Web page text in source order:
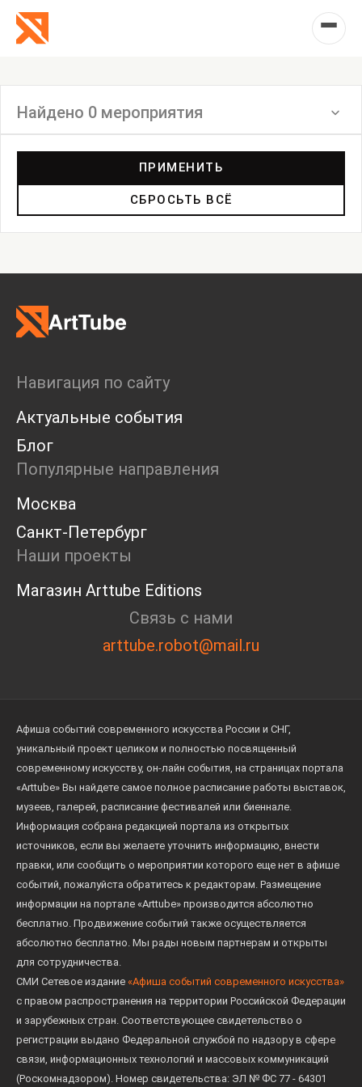
Найдено 0 мероприятия
Дискуссия
Пост-релиз
Пресс-конференция
Ярмарка
Open call
Экскурсия
Дискуссия
Cosmoscow 2024
Blazar 2024
Встречи
Круглый стол
ПРИМЕНИТЬ
СБРОСЬТЬ ВСЁ
Навигация по сайту
Актуальные события
Блог
Популярные направления
Москва
Санкт-Петербург
Наши проекты
Магазин Arttube Editions
Связь с нами
arttube.robot@mail.ru
Афиша событий современного искусства России и СНГ,
уникальный проект целиком и полностью посвященный
современному искусству, он-лайн события, на страницах портала
«Arttube» Вы найдете самое полное расписание работы выставок,
музеев, галерей, расписание фестивалей или биеннале.
Информация собрана редакцией портала из открытых
источников, если вы желаете уточнить информацию, внести
правки, или сообщить о мероприятии которого еще нет в афише
событий, пожалуйста обратитесь к редакторам. Размещение
информации на портале «Arttube» производится абсолютно
бесплатно. Продвижение событий также осуществляется
абсолютно бесплатно. Мы рады новым партнерам и открыты
для сотрудничества.
СМИ Сетевое издание «Афиша событий современного искусства»
с правом распространения на территории Российской Федерации
и зарубежных стран. Соответствующее свидетельство о
регистрации выдано Федеральной службой по надзору в сфере
связи, информационных технологий и массовых коммуникаций
(Роскомнадзором). Номер свидетельства: ЭЛ № ФС 77 - 64301